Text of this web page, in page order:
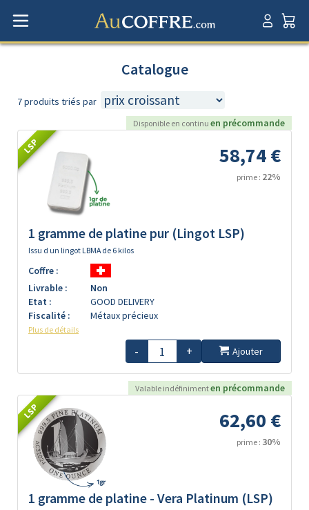
Catalogue
7 produits triés par
Disponible en continu en précommande
LSP 58,74 €
prime : 22%
1 gramme de platine pur (Lingot LSP)
Issu d un lingot LBMA de 6 kilos
Coffre :
Livrable :
Non
Etat :
GOOD DELIVERY
Fiscalité :
Métaux précieux
Plus de détails
- + Ajouter
Valable indéfinimenten précommande
LSP 62,60 €
prime : 30%
1 gramme de platine - Vera Platinum (LSP)